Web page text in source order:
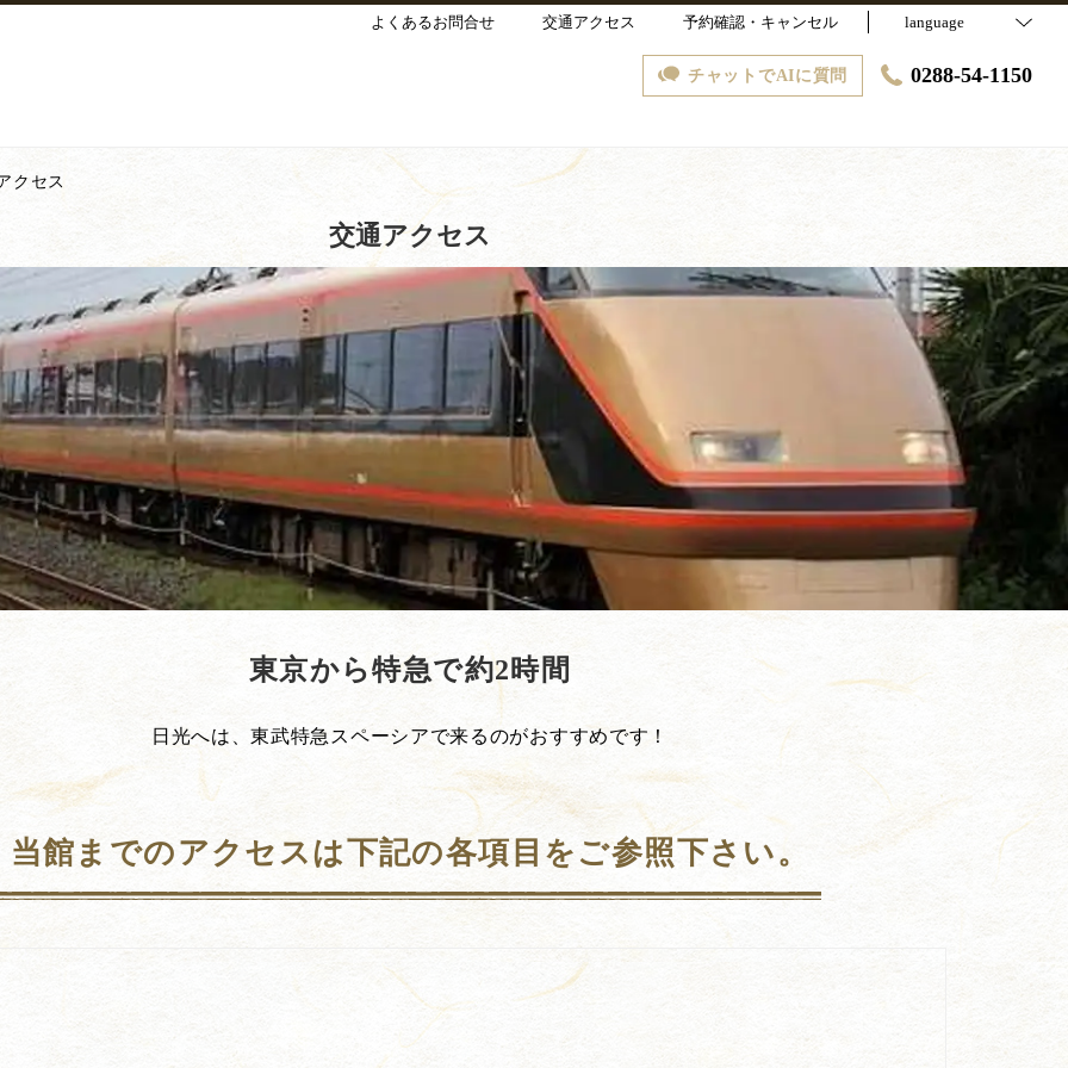
よくあるお問合せ 交通アクセス 予約確認・キャンセル language
チャットでAIに質問 0288-54-1150
クセス
交通アクセス
東京から特急で約2時間
日光へは、東武特急スペーシアで来るのがおすすめです！
当館までのアクセスは下記の各項目をご参照下さい。